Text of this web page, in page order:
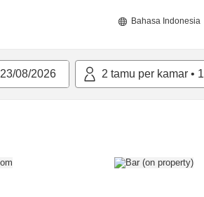
Bahasa Indonesia
23/08/2026 2 tamu per kamar • 1